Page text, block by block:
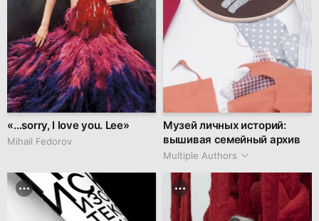
«…sorry, I love you. Lee»
Mihail Fedorov
Музей личных историй:
вышивая семейный архив
Multiple Authors